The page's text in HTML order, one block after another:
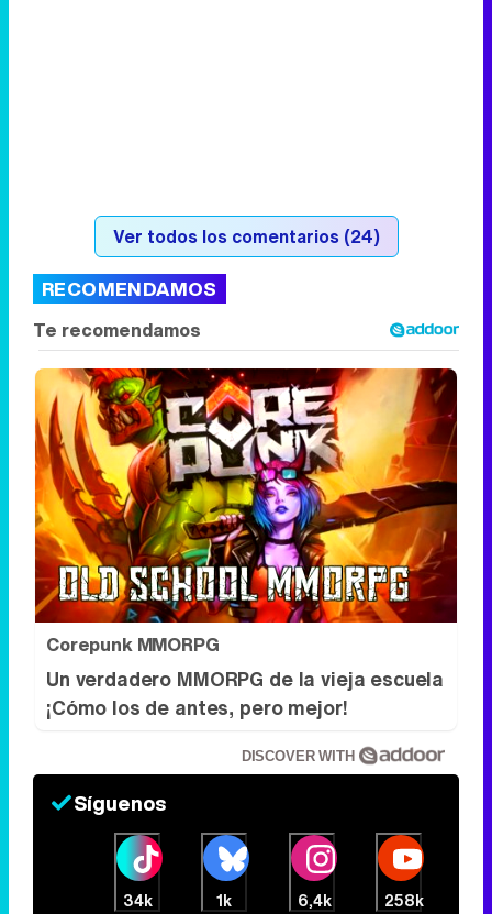
Corepunk MMORPG
Un verdadero MMORPG de la vieja escuela
¡Cómo los de antes, pero mejor!
DISCOVER WITH
Síguenos
6,4k 258k
Eliminar anuncios